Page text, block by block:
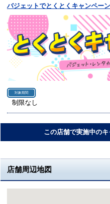
バジェットでとくとくキャンペー
対象期間
制限なし
この店舗で実施中の
店舗周辺地図